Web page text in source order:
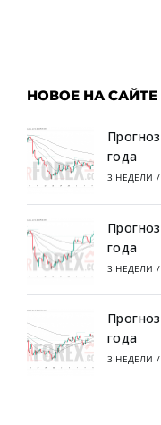
НОВОЕ НА САЙТЕ
года
3 НЕДЕЛИ /
года
3 НЕДЕЛИ /
года
3 НЕДЕЛИ /